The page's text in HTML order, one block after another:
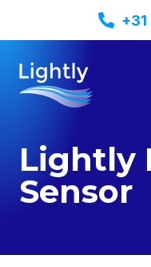
Lightly
Sensor